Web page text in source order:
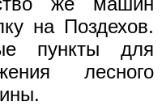
на Поздехов.
пункты для
лесного